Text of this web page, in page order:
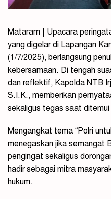
Mataram | Upacara
yang digelar di Lapangan
(1/7/2025), berlangsung
kebersamaan. Di tengah
dan reflektif, Kapolda NTB
S.I.K., memberikan
sekaligus tegas saat
Mengangkat tema “Polri
menegaskan jika semangat
pengingat sekaligus
hadir sebagai mitra
hukum.